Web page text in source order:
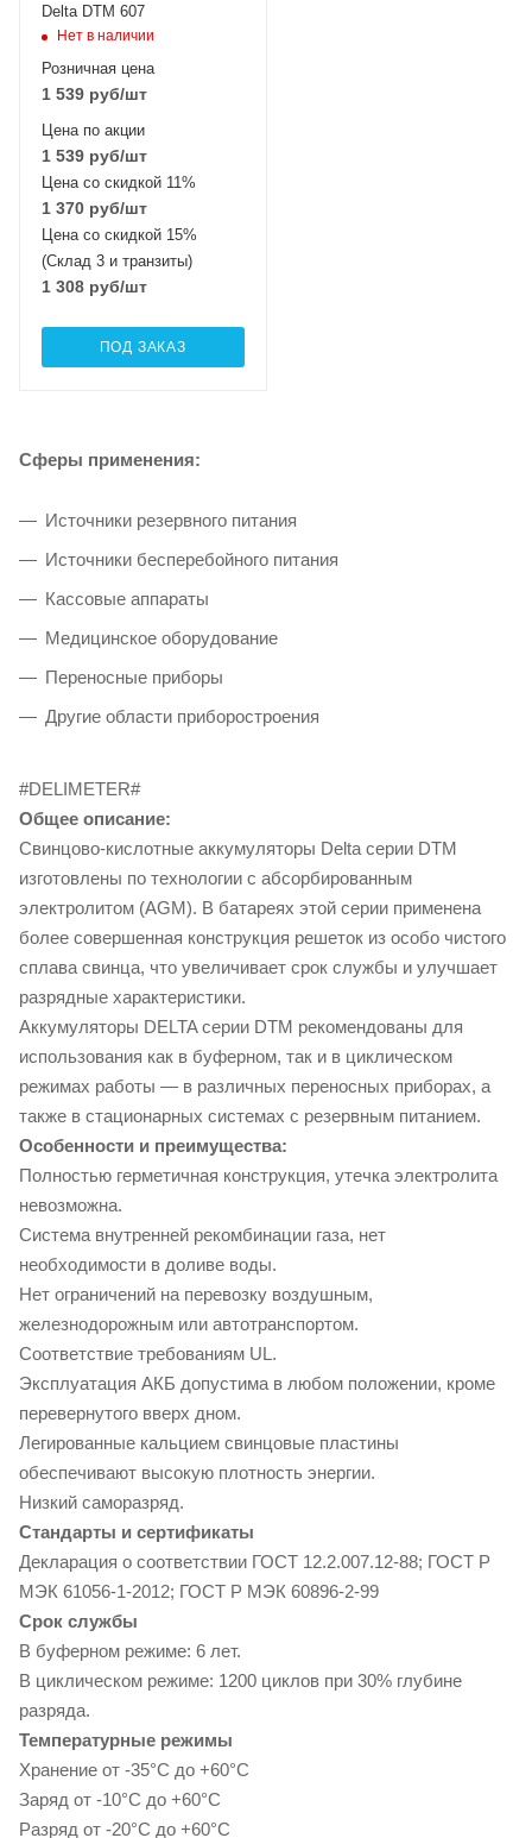
Delta DTM 607
Нет в наличии
Розничная цена
1 539 руб/шт
Цена по акции
1 539 руб/шт
Цена со скидкой 11%
1 370 руб/шт
Цена со скидкой 15%
(Склад 3 и транзиты)
1 308 руб/шт
ПОД ЗАКАЗ
Сферы применения:
Источники резервного питания
Источники бесперебойного питания
Кассовые аппараты
Медицинское оборудование
Переносные приборы
Другие области приборостроения
#DELIMETER#
Общее описание:
Свинцово-кислотные аккумуляторы Delta серии DTM
изготовлены по технологии с абсорбированным
электролитом (AGM). В батареях этой серии применена
более совершенная конструкция решеток из особо чистого
сплава свинца, что увеличивает срок службы и улучшает
разрядные характеристики.
Аккумуляторы DELTA серии DTM рекомендованы для
использования как в буферном, так и в циклическом
режимах работы — в различных переносных приборах, а
также в стационарных системах с резервным питанием.
Особенности и преимущества:
Полностью герметичная конструкция, утечка электролита
невозможна.
Система внутренней рекомбинации газа, нет
необходимости в доливе воды.
Нет ограничений на перевозку воздушным,
железнодорожным или автотранспортом.
Соответствие требованиям UL.
Эксплуатация АКБ допустима в любом положении, кроме
перевернутого вверх дном.
Легированные кальцием свинцовые пластины
обеспечивают высокую плотность энергии.
Низкий саморазряд.
Стандарты и сертификаты
Декларация о соответствии ГОСТ 12.2.007.12-88; ГОСТ Р
МЭК 61056-1-2012; ГОСТ Р МЭК 60896-2-99
Срок службы
В буферном режиме: 6 лет.
В циклическом режиме: 1200 циклов при 30% глубине
разряда.
Температурные режимы
Хранение от -35°С до +60°С
Заряд от -10°С до +60°С
Разряд от -20°С до +60°С